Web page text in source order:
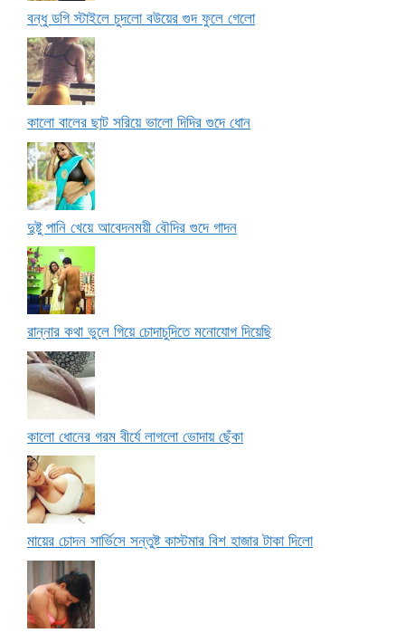
বন্ধু ডগি স্টাইলে চুদলো বউয়ের গুদ ফুলে গেলো
কালো বালের ছাট সরিয়ে ভালো দিদির গুদে ধোন
দুষ্টু পানি খেয়ে আবেদনময়ী বৌদির গুদে গাদন
রান্নার কথা ভুলে গিয়ে চোদাচুদিতে মনোযোগ দিয়েছি
কালো ধোনের গরম বীর্যে লাগলো ভোদায় ছেঁকা
মায়ের চোদন সার্ভিসে সন্তুষ্ট কাস্টমার বিশ হাজার টাকা দিলো